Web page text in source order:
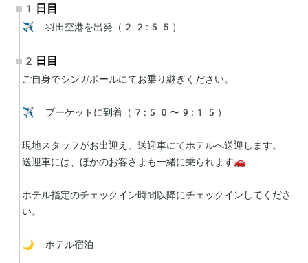
1日目
✈️ 羽田空港を出発（22:55）
2日目
ご自身でシンガポールにてお乗り継ぎください。
✈️ プーケットに到着（7:50〜9:15）
現地スタッフがお出迎え、送迎車にてホテルへ送迎します。
送迎車には、ほかのお客さまも一緒に乗られます🚗
ホテル指定のチェックイン時間以降にチェックインしてくださ
い。
🌙 ホテル宿泊